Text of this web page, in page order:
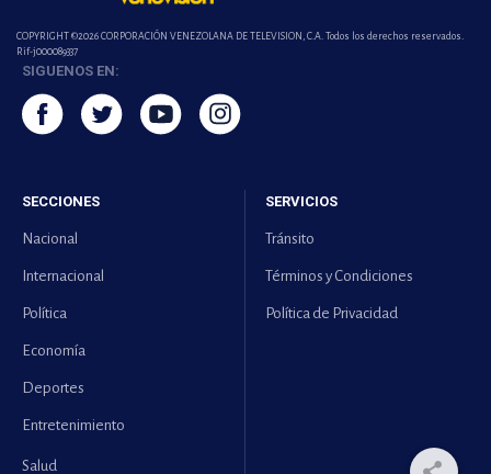
COPYRIGHT ©2026 CORPORACIÓN VENEZOLANA DE TELEVISION, C.A. Todos los derechos reservados.
Rif-j000089337
SIGUENOS EN:
SECCIONES
Nacional
Internacional
Política
Economía
Deportes
Entretenimiento
Salud
SERVICIOS
Tránsito
Términos y Condiciones
Política de Privacidad